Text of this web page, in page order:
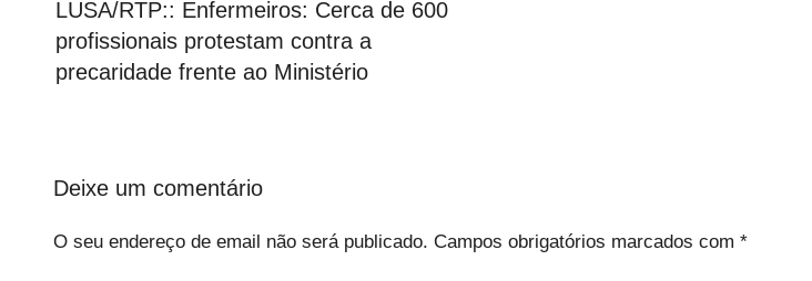
t
e
i
e
artigos
LUSA/RTP:: Enfermeiros: Cerca de 600
profissionais protestam contra a
precaridade frente ao Ministério
Deixe um comentário
O seu endereço de email não será publicado. Campos obrigatórios marcados com *